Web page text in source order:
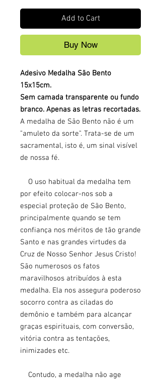
Add to Cart
Buy Now
Adesivo Medalha São Bento
15x15cm.
Sem camada transparente ou fundo
branco. Apenas as letras recortadas.
A medalha de São Bento não é um
"amuleto da sorte". Trata-se de um
sacramental, isto é, um sinal visível
de nossa fé.
O uso habitual da medalha tem
por efeito colocar-nos sob a
especial proteção de São Bento,
principalmente quando se tem
confiança nos méritos de tão grande
Santo e nas grandes virtudes da
Cruz de Nosso Senhor Jesus Cristo!
São numerosos os fatos
maravilhosos atribuídos à esta
medalha. Ela nos assegura poderoso
socorro contra as ciladas do
demônio e também para alcançar
graças espirituais, com conversão,
vitória contra as tentações,
inimizades etc.
Contudo, a medalha não age